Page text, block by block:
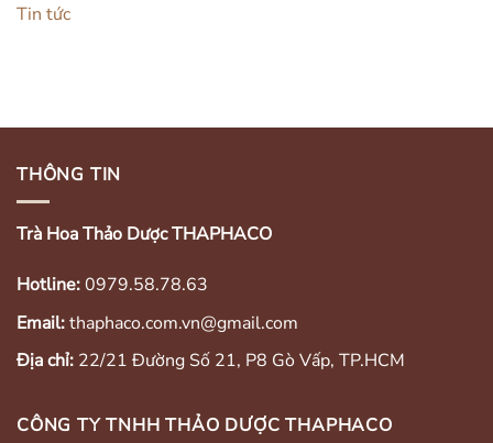
Tin tức
THÔNG TIN
Trà Hoa Thảo Dược THAPHACO
Hotline:0979.58.78.63
Email:thaphaco.com.vn@gmail.com
Địa chỉ: 22/21 Đường Số 21, P8 Gò Vấp, TP.HCM
CÔNG TY TNHH THẢO DƯỢC THAPHACO